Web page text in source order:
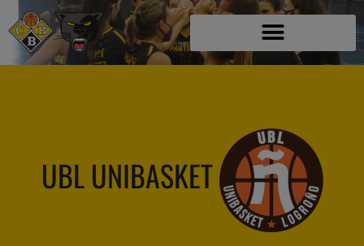
UBL UNIBASKET